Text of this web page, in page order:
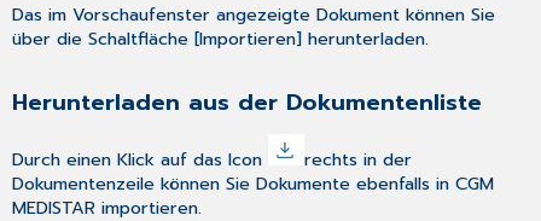
Das im Vorschaufenster angezeigte Dokument können Sie
über die Schaltfläche [Importieren] herunterladen.
Herunterladen aus der Dokumentenliste
Durch einen Klick auf das Icon
rechts in der
Dokumentenzeile können Sie Dokumente ebenfalls in CGM
MEDISTAR importieren.